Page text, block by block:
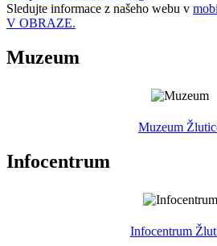
Sledujte informace z našeho webu v
V OBRAZE.
Muzeum
Muzeum
Infocentrum
Infocentrum